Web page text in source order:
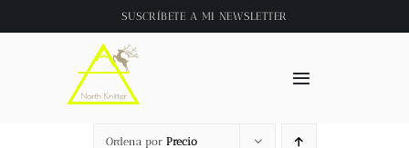
al
SUSCRÍBETE A MI NEWSLETTER
Toggle
Inicio
Ordena por Precio